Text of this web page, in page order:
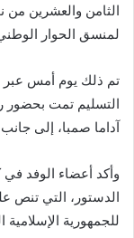
الثامن والعشرين من
لمنسق الحوار
تم ذلك يوم أمس عبر
التسليم تمت بحضور
آداما صمبا، إلى
وأكد أعضاء الوفد
الدستور، التي تنص
للجمهورية الإسلامية